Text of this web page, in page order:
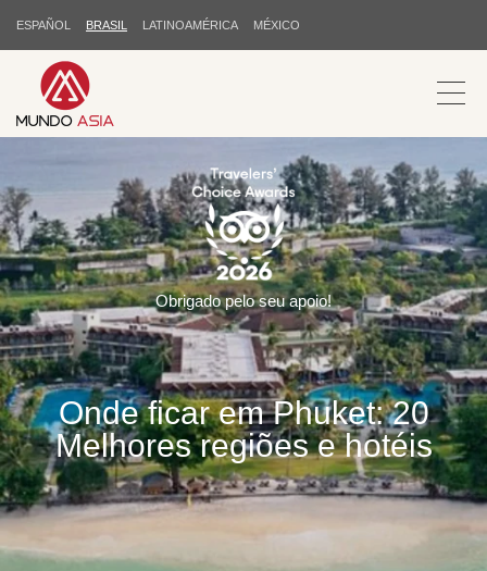
ESPAÑOL BRASIL LATINOAMÉRICA MÉXICO
Onde ficar em Phuket: 20
Melhores regiões e hotéis
Obrigado pelo seu apoio!